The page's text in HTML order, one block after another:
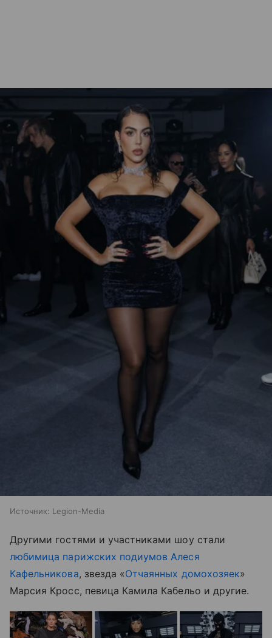
Источник: Legion-Media
Другими гостями и участниками шоу стали
любимица парижских подиумов Алеся
Кафельникова, звезда «Отчаянных домохозяек»
Марсия Кросс, певица Камила Кабельо и другие.